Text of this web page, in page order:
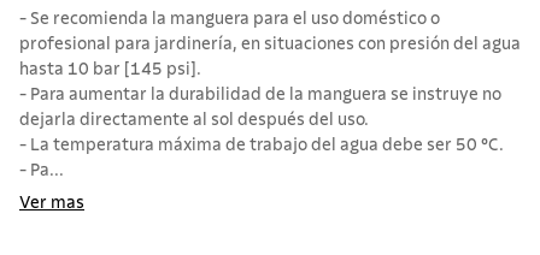
- Se recomienda la manguera para el uso doméstico o
profesional para jardinería, en situaciones con presión del agua
hasta 10 bar [145 psi].
- Para aumentar la durabilidad de la manguera se instruye no
dejarla directamente al sol después del uso.
- La temperatura máxima de trabajo del agua debe ser 50 °C.
- Pa...
Ver mas